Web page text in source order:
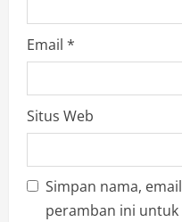
Email *
Situs Web
Simpan nama,
peramban ini